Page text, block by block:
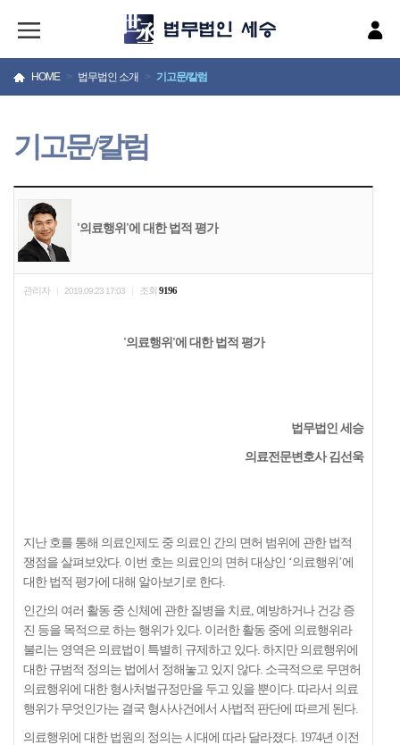
HOME > 법무법인 소개 > 기고문/칼럼
기고문/칼럼
'의료행위'에 대한 법적 평가
관리자 2019.09.23 17:03 조회 9196
'의료행위'에 대한 법적 평가
법무법인 세승
의료전문변호사 김선욱
지난 호를 통해 의료인제도 중 의료인 간의 면허 범위에 관한 법적
쟁점을 살펴보았다. 이번 호는 의료인의 면허 대상인 ‘의료행위’에
대한 법적 평가에 대해 알아보기로 한다.
인간의 여러 활동 중 신체에 관한 질병을 치료, 예방하거나 건강 증
진 등을 목적으로 하는 행위가 있다. 이러한 활동 중에 의료행위라
불리는 영역은 의료법이 특별히 규제하고 있다. 하지만 의료행위에
대한 규범적 정의는 법에서 정해놓고 있지 않다. 소극적으로 무면허
의료행위에 대한 형사처벌규정만을 두고 있을 뿐이다. 따라서 의료
행위가 무엇인가는 결국 형사사건에서 사법적 판단에 따르게 된다.
의료행위에 대한 법원의 정의는 시대에 따라 달라졌다. 1974년 이전